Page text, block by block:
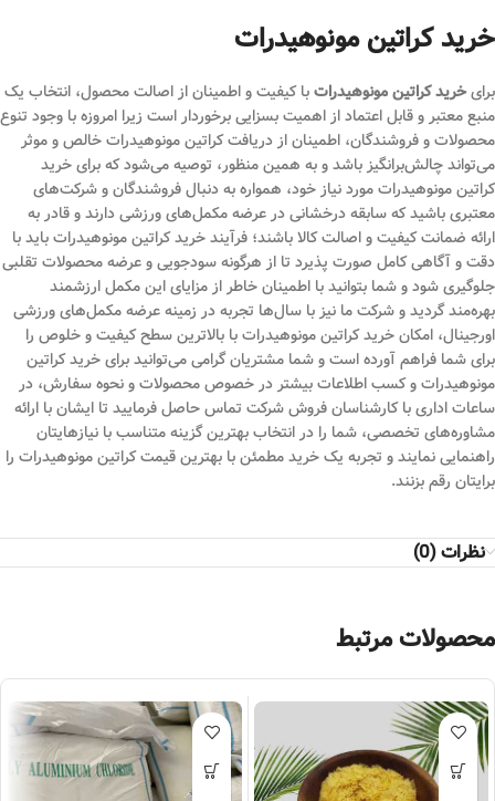
خرید کراتین مونوهیدرات
برایخرید کراتین مونوهیدراتبا کیفیت و اطمینان از اصالت محصول، انتخاب یک
منبع معتبر و قابل اعتماد از اهمیت بسزایی برخوردار است زیرا امروزه با وجود تنوع
محصولات و فروشندگان، اطمینان از دریافت کراتین مونوهیدرات خالص و موثر
می‌تواند چالش‌برانگیز باشد و به همین منظور، توصیه می‌شود که برای خرید
کراتین مونوهیدرات مورد نیاز خود، همواره به دنبال فروشندگان و شرکت‌های
معتبری باشید که سابقه درخشانی در عرضه مکمل‌های ورزشی دارند و قادر به
ارائه ضمانت کیفیت و اصالت کالا باشند؛ فرآیند خرید کراتین مونوهیدرات باید با
دقت و آگاهی کامل صورت پذیرد تا از هرگونه سودجویی و عرضه محصولات تقلبی
جلوگیری شود و شما بتوانید با اطمینان خاطر از مزایای این مکمل ارزشمند
بهره‌مند گردید و شرکت ما نیز با سال‌ها تجربه در زمینه عرضه مکمل‌های ورزشی
اورجینال، امکان خرید کراتین مونوهیدرات با بالاترین سطح کیفیت و خلوص را
برای شما فراهم آورده است و شما مشتریان گرامی می‌توانید برای خرید کراتین
مونوهیدرات و کسب اطلاعات بیشتر در خصوص محصولات و نحوه سفارش، در
ساعات اداری با کارشناسان فروش شرکت تماس حاصل فرمایید تا ایشان با ارائه
مشاوره‌های تخصصی، شما را در انتخاب بهترین گزینه متناسب با نیازهایتان
راهنمایی نمایند و تجربه یک خرید مطمئن با بهترین قیمت کراتین مونوهیدرات را
برایتان رقم بزنند.
نظرات (0)
محصولات مرتبط